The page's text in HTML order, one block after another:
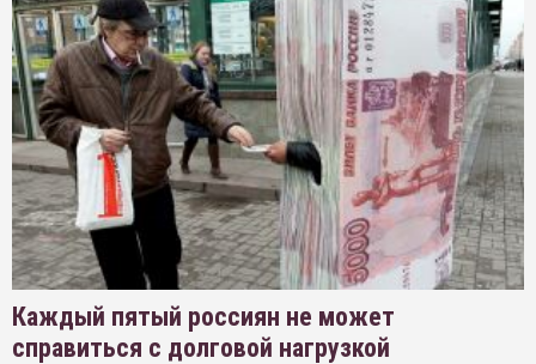
Каждый пятый россиян не может
справиться с долговой нагрузкой